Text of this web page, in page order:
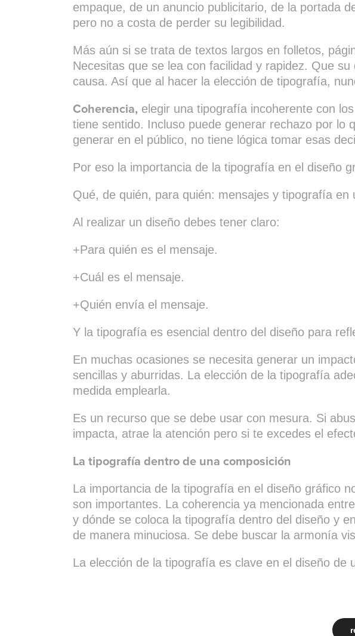
empaque, de un anuncio publicitario, de la portada
pero no a costa de perder su legibilidad.
Más aún si se trata de textos largos en folletos,
Necesitas que se lea con facilidad y rapidez. Que
causa. Así que al hacer la elección de tipografía,
Coherencia, elegir una tipografía incoherente con
tiene sentido. Incluso puede generar rechazo por lo
generar en el público, no tiene lógica tomar esas
Por eso la importancia de la tipografía en el diseño
Qué, de quién, para quién: mensajes y tipografía en
Al realizar un diseño debes tener claro:
+Para quién es el mensaje.
+Cuál es el mensaje.
+Quién envía el mensaje.
Y la tipografía es esencial dentro del diseño para
En muchas ocasiones se necesita generar un
sencillas y aburridas. La elección de la tipografía
medida emplearla.
Es un recurso que se debe usar con mesura. Si
impacta, atrae la atención pero si te excedes el
La tipografía dentro de una composición
La importancia de la tipografía en el diseño gráfico
son importantes. La coherencia ya mencionada
y dónde se coloca la tipografía dentro del diseño y
de manera minuciosa. Se debe buscar la armonía
La elección de la tipografía es clave en el diseño